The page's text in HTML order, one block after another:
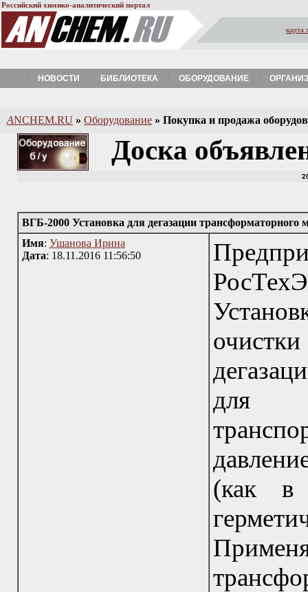
Российский химико-аналитический портал
карта
НОВОСТИ БИБЛИОТЕКА ОБОРУДОВАНИЕ
ANCHEM.RU » Оборудование » Покупка и продажа
Доска
ВГБ-2000 Установка для дегазации трансформаторного
Имя: Ушанова Ирина
Дата: 18.11.2016 11:56:50
для
(как в